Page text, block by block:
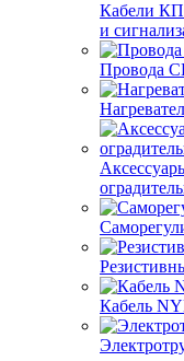
Кабели
и
Провода
Кабель